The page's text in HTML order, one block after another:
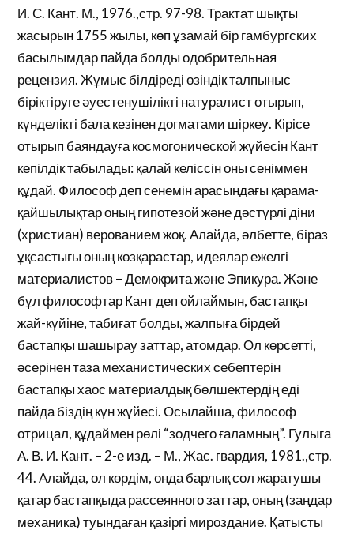
И. С. Кант. М., 1976.,стр. 97-98. Трактат шықты
жасырын 1755 жылы, көп ұзамай бір гамбургских
басылымдар пайда болды одобрительная
рецензия. Жұмыс білдіреді өзіндік талпыныс
біріктіруге әуестенушілікті натуралист отырып,
күнделікті бала кезінен догматами шіркеу. Кірісе
отырып баяндауға космогонической жүйесін Кант
кепілдік табылады: қалай келіссін оны сеніммен
құдай. Философ деп сенемін арасындағы қарама-
қайшылықтар оның гипотезой және дәстүрлі діни
(христиан) верованием жоқ. Алайда, әлбетте, біраз
ұқсастығы оның көзқарастар, идеялар ежелгі
материалистов – Демокрита және Эпикура. Және
бұл философтар Кант деп ойлаймын, бастапқы
жай-күйіне, табиғат болды, жалпыға бірдей
бастапқы шашырау заттар, атомдар. Ол көрсетті,
әсерінен таза механистических себептерін
бастапқы хаос материалдық бөлшектердің еді
пайда біздің күн жүйесі. Осылайша, философ
отрицал, құдаймен рөлі “зодчего ғаламның”. Гулыга
А. В. И. Кант. – 2-е изд. – М., Жас. гвардия, 1981.,стр.
44. Алайда, ол көрдім, онда барлық сол жаратушы
қатар бастапқыда рассеянного заттар, оның (заңдар
механика) туындаған қазіргі мироздание. Қатысты